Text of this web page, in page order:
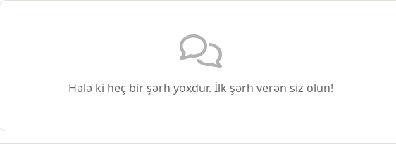
Hələ ki heç bir şərh yoxdur. İlk şərh verən siz olun!